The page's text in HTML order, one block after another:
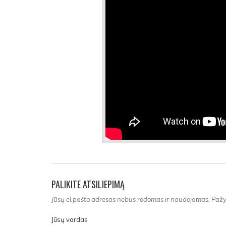
PALIKITE ATSILIEPIMĄ
Jūsų el.pašto adresas nebus rodomas ir naudojamas.
Jūsų vardas